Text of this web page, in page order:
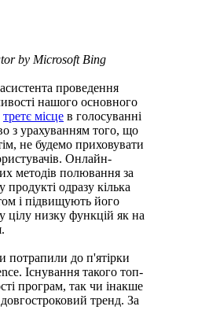
by Microsoft Bing
проведення
нашого основного
третє місце в голосуванні
з урахуванням того, що
не будемо приховувати
Онлайн-
методів полювання за
одразу кілька
і підвищують його
цілу низку функцій як на
до п'ятірки
Існування такого топ-
програм, так чи інакше
тренд. За